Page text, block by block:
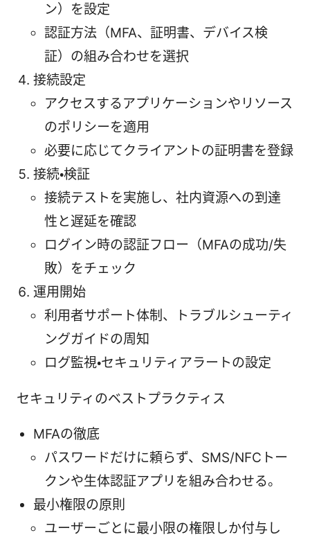
ン）を設定
認証方法（MFA、証明書、デバイス検
証）の組み合わせを選択
接続設定
アクセスするアプリケーションやリソース
のポリシーを適用
必要に応じてクライアントの証明書を登録
接続・検証
接続テストを実施し、社内資源への到達
性と遅延を確認
ログイン時の認証フロー（MFAの成功/失
敗）をチェック
運用開始
利用者サポート体制、トラブルシューティ
ングガイドの周知
ログ監視・セキュリティアラートの設定
セキュリティのベストプラクティス
MFAの徹底
パスワードだけに頼らず、SMS/NFCトー
クンや生体認証アプリを組み合わせる。
最小権限の原則
ユーザーごとに最小限の権限しか付与し